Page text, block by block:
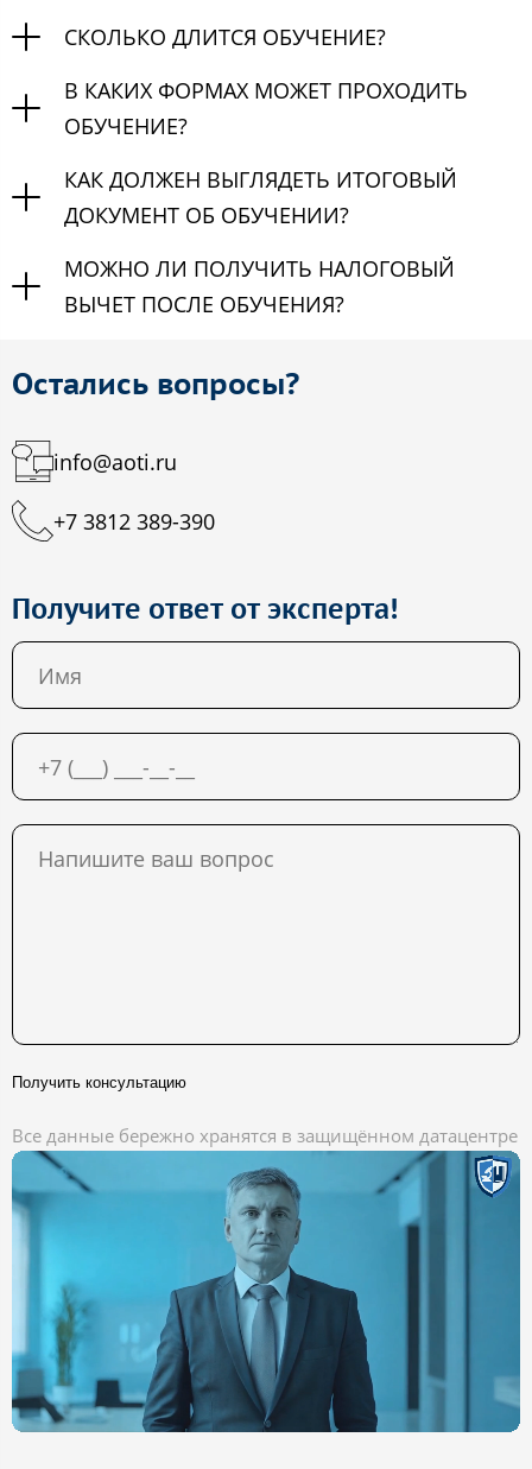
СКОЛЬКО ДЛИТСЯ ОБУЧЕНИЕ?
В КАКИХ ФОРМАХ МОЖЕТ ПРОХОДИТЬ
ОБУЧЕНИЕ?
КАК ДОЛЖЕН ВЫГЛЯДЕТЬ ИТОГОВЫЙ
ДОКУМЕНТ ОБ ОБУЧЕНИИ?
МОЖНО ЛИ ПОЛУЧИТЬ НАЛОГОВЫЙ
ВЫЧЕТ ПОСЛЕ ОБУЧЕНИЯ?
Остались вопросы?
info@aoti.ru
+7 3812 389-390
Получите ответ от эксперта!
Получить консультацию
Все данные бережно хранятся в защищённом датацентре